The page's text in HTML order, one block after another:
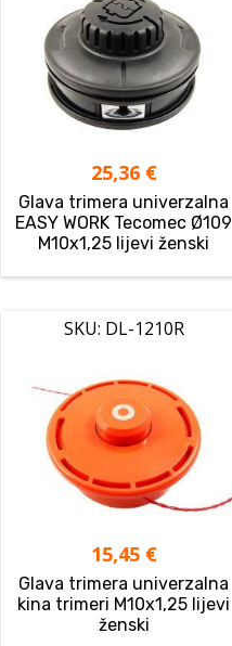
25,36 €
Glava trimera univerzalna
EASY WORK Tecomec Ø109
M10x1,25 lijevi ženski
SKU: DL-1210R
15,45 €
Glava trimera univerzalna
kina trimeri M10x1,25 lijevi
ženski